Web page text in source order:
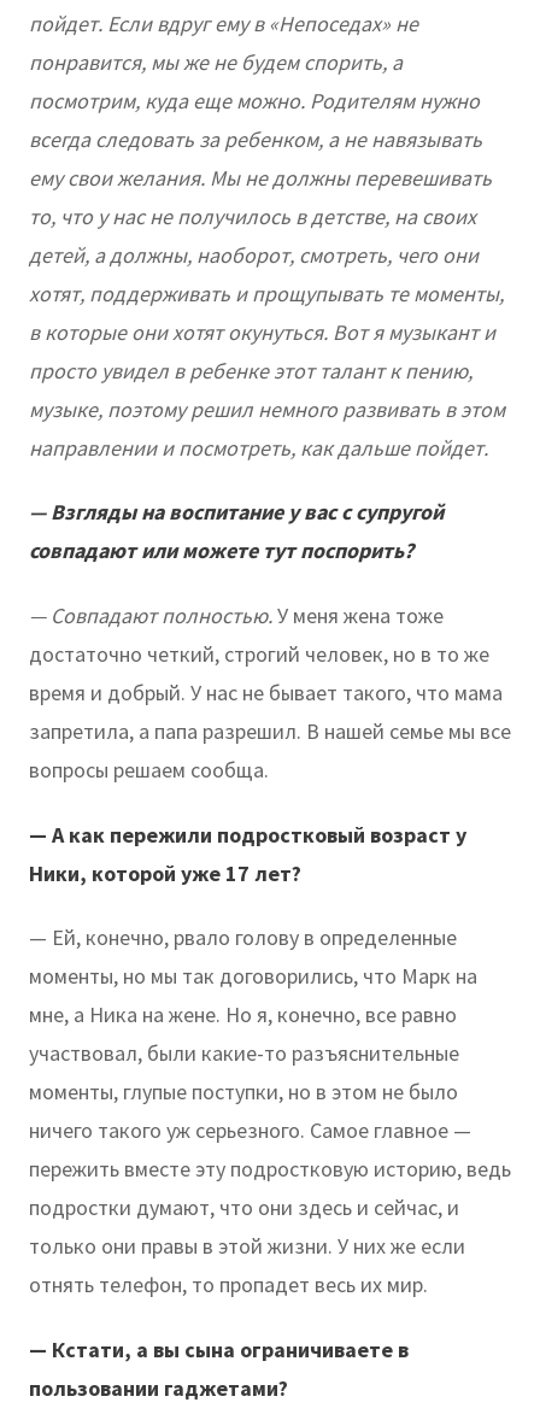
пойдет. Если вдруг ему в «Непоседах» не
понравится, мы же не будем спорить, а
посмотрим, куда еще можно. Родителям нужно
всегда следовать за ребенком, а не навязывать
ему свои желания. Мы не должны перевешивать
то, что у нас не получилось в детстве, на своих
детей, а должны, наоборот, смотреть, чего они
хотят, поддерживать и прощупывать те моменты,
в которые они хотят окунуться. Вот я музыкант и
просто увидел в ребенке этот талант к пению,
музыке, поэтому решил немного развивать в этом
направлении и посмотреть, как дальше пойдет.
— Взгляды на воспитание у вас с супругой
совпадают или можете тут поспорить?
— Совпадают полностью.У меня жена тоже
достаточно четкий, строгий человек, но в то же
время и добрый. У нас не бывает такого, что мама
запретила, а папа разрешил. В нашей семье мы все
вопросы решаем сообща.
— А как пережили подростковый возраст у
Ники, которой уже 17 лет?
— Ей, конечно, рвало голову в определенные
моменты, но мы так договорились, что Марк на
мне, а Ника на жене. Но я, конечно, все равно
участвовал, были какие-то разъяснительные
моменты, глупые поступки, но в этом не было
ничего такого уж серьезного. Самое главное —
пережить вместе эту подростковую историю, ведь
подростки думают, что они здесь и сейчас, и
только они правы в этой жизни. У них же если
отнять телефон, то пропадет весь их мир.
— Кстати, а вы сына ограничиваете в
пользовании гаджетами?